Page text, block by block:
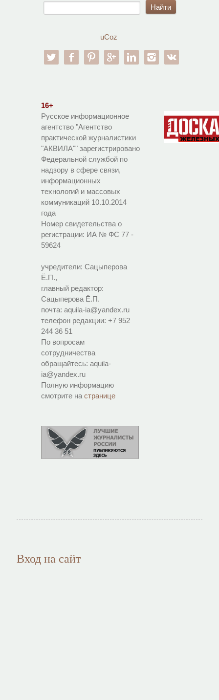
uCoz
twitter facebookpinterestgoogle-pllinkedin instagram
16+
Русское информационное
агентство "Агентство
практической журналистики
"АКВИЛА"" зарегистрировано
Федеральной службой по
надзору в сфере связи,
информационных
технологий и массовых
коммуникаций 10.10.2014
года
Номер свидетельства о
регистрации: ИА № ФС 77 -
59624
учредители: Сацыперова
Ё.П.,
главный редактор:
Сацыперова Ё.П.
почта: aquila-ia@yandex.ru
телефон редакции: +7 952
244 36 51
По вопросам
сотрудничества
обращайтесь: aquila-
ia@yandex.ru
Полную информацию
смотрите на странице
Вход на сайт